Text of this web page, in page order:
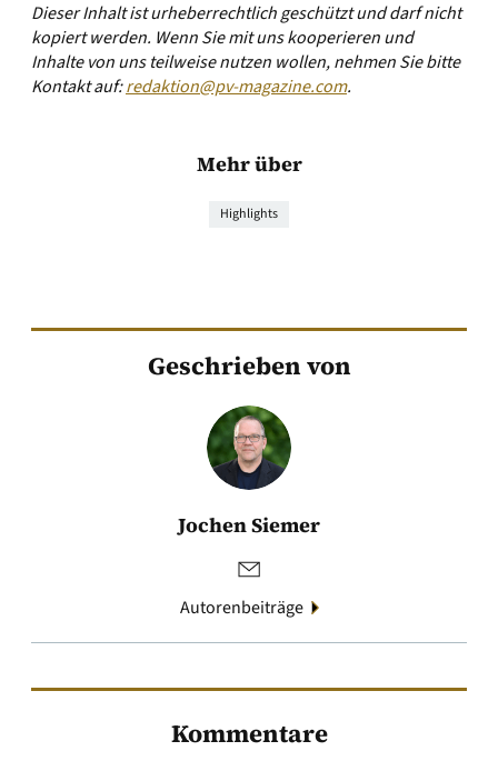
Dieser Inhalt ist urheberrechtlich geschützt und darf nicht
kopiert werden. Wenn Sie mit uns kooperieren und
Inhalte von uns teilweise nutzen wollen, nehmen Sie bitte
Kontakt auf:redaktion@pv-magazine.com.
Mehr über
Highlights
Geschrieben von
Jochen Siemer
Autorenbeiträge
Kommentare